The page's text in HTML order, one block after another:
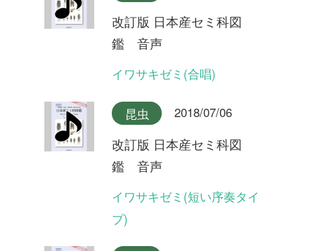
オオシマゼミ沖縄本島産
改訂版 日本産セミ科図
鑑 音声
唱)
改訂版 日本産セミ科図
鑑 音声